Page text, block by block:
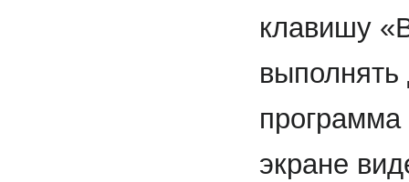
клавишу
экране